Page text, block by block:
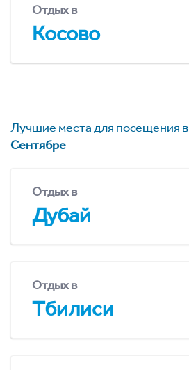
Отдых в
Косово
Лучшие места для посещения в
Сентябре
Отдых в
Дубай
Отдых в
Тбилиси